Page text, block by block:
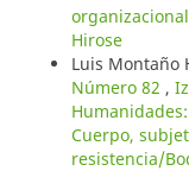
Hirose
Luis Montaño
Número 82 ,
Cuerpo,
resistencia/